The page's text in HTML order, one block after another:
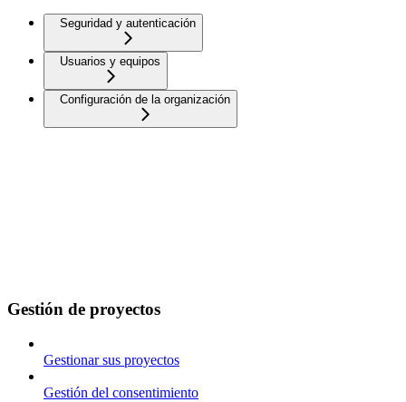
Seguridad y autenticación
Usuarios y equipos
Configuración de la organización
Gestión de proyectos
Gestionar sus proyectos
Gestión del consentimiento